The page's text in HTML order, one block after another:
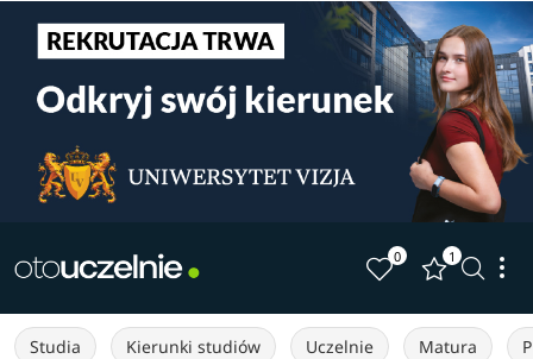
0 1
Studia Kierunki studiów Uczelnie Matura